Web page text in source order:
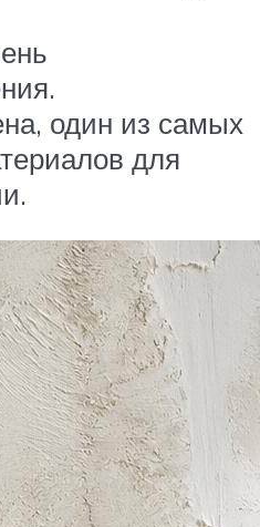
один из самых
для